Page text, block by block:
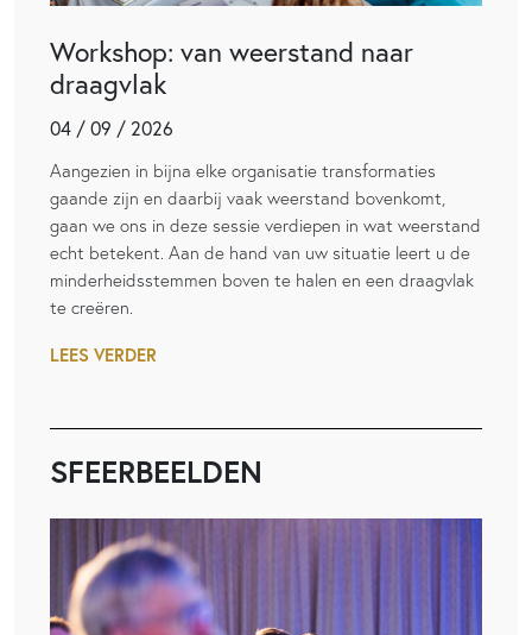
Workshop: van weerstand naar
draagvlak
04 / 09 / 2026
Aangezien in bijna elke organisatie transformaties
gaande zijn en daarbij vaak weerstand bovenkomt,
gaan we ons in deze sessie verdiepen in wat weerstand
echt betekent. Aan de hand van uw situatie leert u de
minderheidsstemmen boven te halen en een draagvlak
te creëren.
LEES VERDER
SFEERBEELDEN